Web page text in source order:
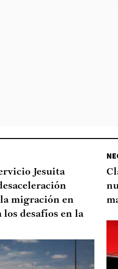
Jesuita
migración en
desafíos en la